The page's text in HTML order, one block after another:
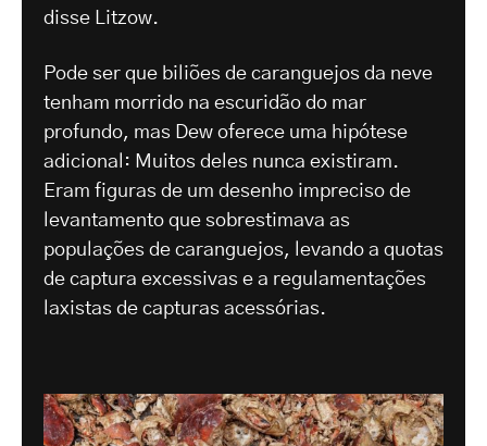
disse Litzow.
Pode ser que biliões de caranguejos da neve
tenham morrido na escuridão do mar
profundo, mas Dew oferece uma hipótese
adicional: Muitos deles nunca existiram.
Eram figuras de um desenho impreciso de
levantamento que sobrestimava as
populações de caranguejos, levando a quotas
de captura excessivas e a regulamentações
laxistas de capturas acessórias.